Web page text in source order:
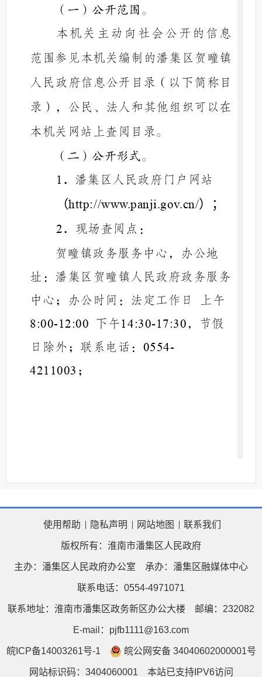
（一）公开范围。
本机关主动向社会公开的信息
范围参见本机关编制的潘集区贺疃镇
人民政府信息公开目录 （以下简称目
录），公民、法人和其他组织可以在
本机关网站上查阅目录。
（二）公开形式。
1 ． 潘集区人民政府门户网站
（http://www.panji.gov.cn/）；
2． 现场查阅点：
贺疃镇政务服务中心，办公地
址：潘集区贺疃镇人民政府政务服务
中心；办公时间：法定工作日
上午
8:00-12:00 下午14:30-17:30，节假
日除外；联系电话： 0554-
4211003 ；
索
引
类
分
类
日
期
机
构
日
期
时
间
时
间
称
点
击
量
关
键
索引号：索引号是为方便信息
索取所编排的信息编码，每条信息有
唯一的信息索引号。
信息分类。根据目录分类进行
使用帮助 隐私声明 网站地图 联系我们
版权所有：淮南市潘集区人民政府
主办：潘集区人民政府办公室 承办：潘集区融媒体中心
联系电话：0554-4971071
联系地址：淮南市潘集区政务新区办公大楼 邮编：232082
E-mail：pjfb1111@163.com
皖ICP备14003261号-1 皖公网安备 34040602000001号
网站标识码：3404060001 本站已支持IPV6访问